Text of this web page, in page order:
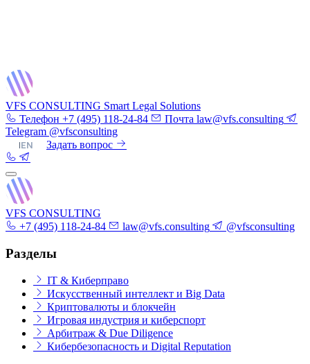
VFS CONSULTING Smart Legal Solutions
Телефон +7 (495) 118-24-84 Почта law@vfs.consulting
Telegram @vfsconsulting
|EN Задать вопрос
VFS CONSULTING
+7 (495) 118-24-84
law@vfs.consulting @vfsconsulting
Разделы
IT & Киберправо
Искусственный интеллект и Big Data
Криптовалюты и блокчейн
Игровая индустрия и киберспорт
Арбитраж & Due Diligence
Кибербезопасность и Digital Reputation